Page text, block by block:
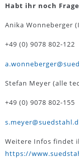
Habt ihr noch
Anika Wonneberger
+49 (0) 9078 802-122
Stefan Meyer (alle
+49 (0) 9078 802-155
Weitere Infos findet
https://